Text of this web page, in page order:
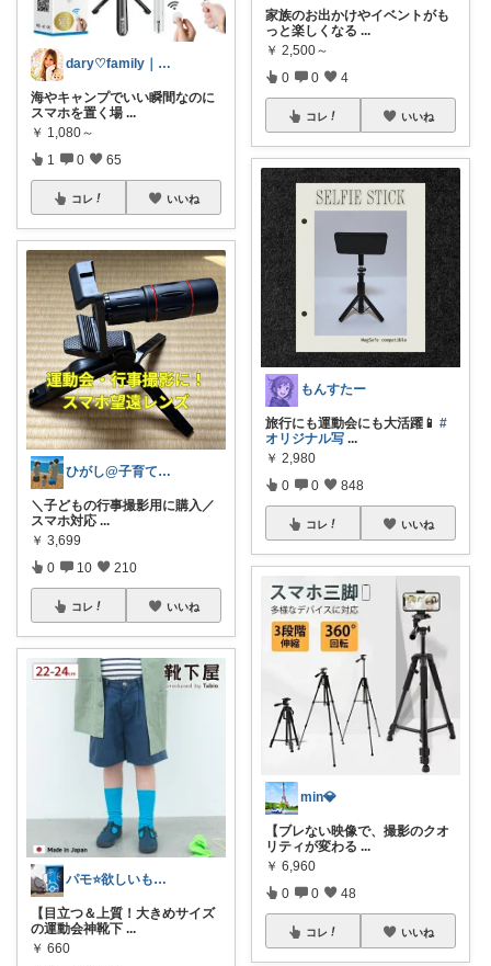
dary♡family｜厳選アイテム✨
海やキャンプでいい瞬間なのに
スマホを置く場 ...
￥ 1,080～
1 0 65
コレ いいね
ひがし@子育て夫婦の役立ちアイテム
＼子どもの行事撮影用に購入／
スマホ対応 ...
￥ 3,699
0 10 210
コレ いいね
パモ⭐️欲しいものチェック☺️
【目立つ＆上質！大きめサイズ
の運動会神靴下 ...
￥ 660
家族のお出かけやイベントがも
っと楽しくなる ...
￥ 2,500～
0 0 4
コレ いいね
もんすたー
旅行にも運動会にも大活躍📱 #
オリジナル写 ...
￥ 2,980
0 0 848
コレ いいね
min💎
【ブレない映像で、撮影のクオ
リティが変わる ...
￥ 6,960
0 0 48
コレ いいね